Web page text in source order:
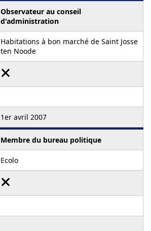
Observateur au conseil
d'administration
Habitations à bon marché de Saint Josse
ten Noode
1er avril 2007
Membre du bureau politique
Ecolo